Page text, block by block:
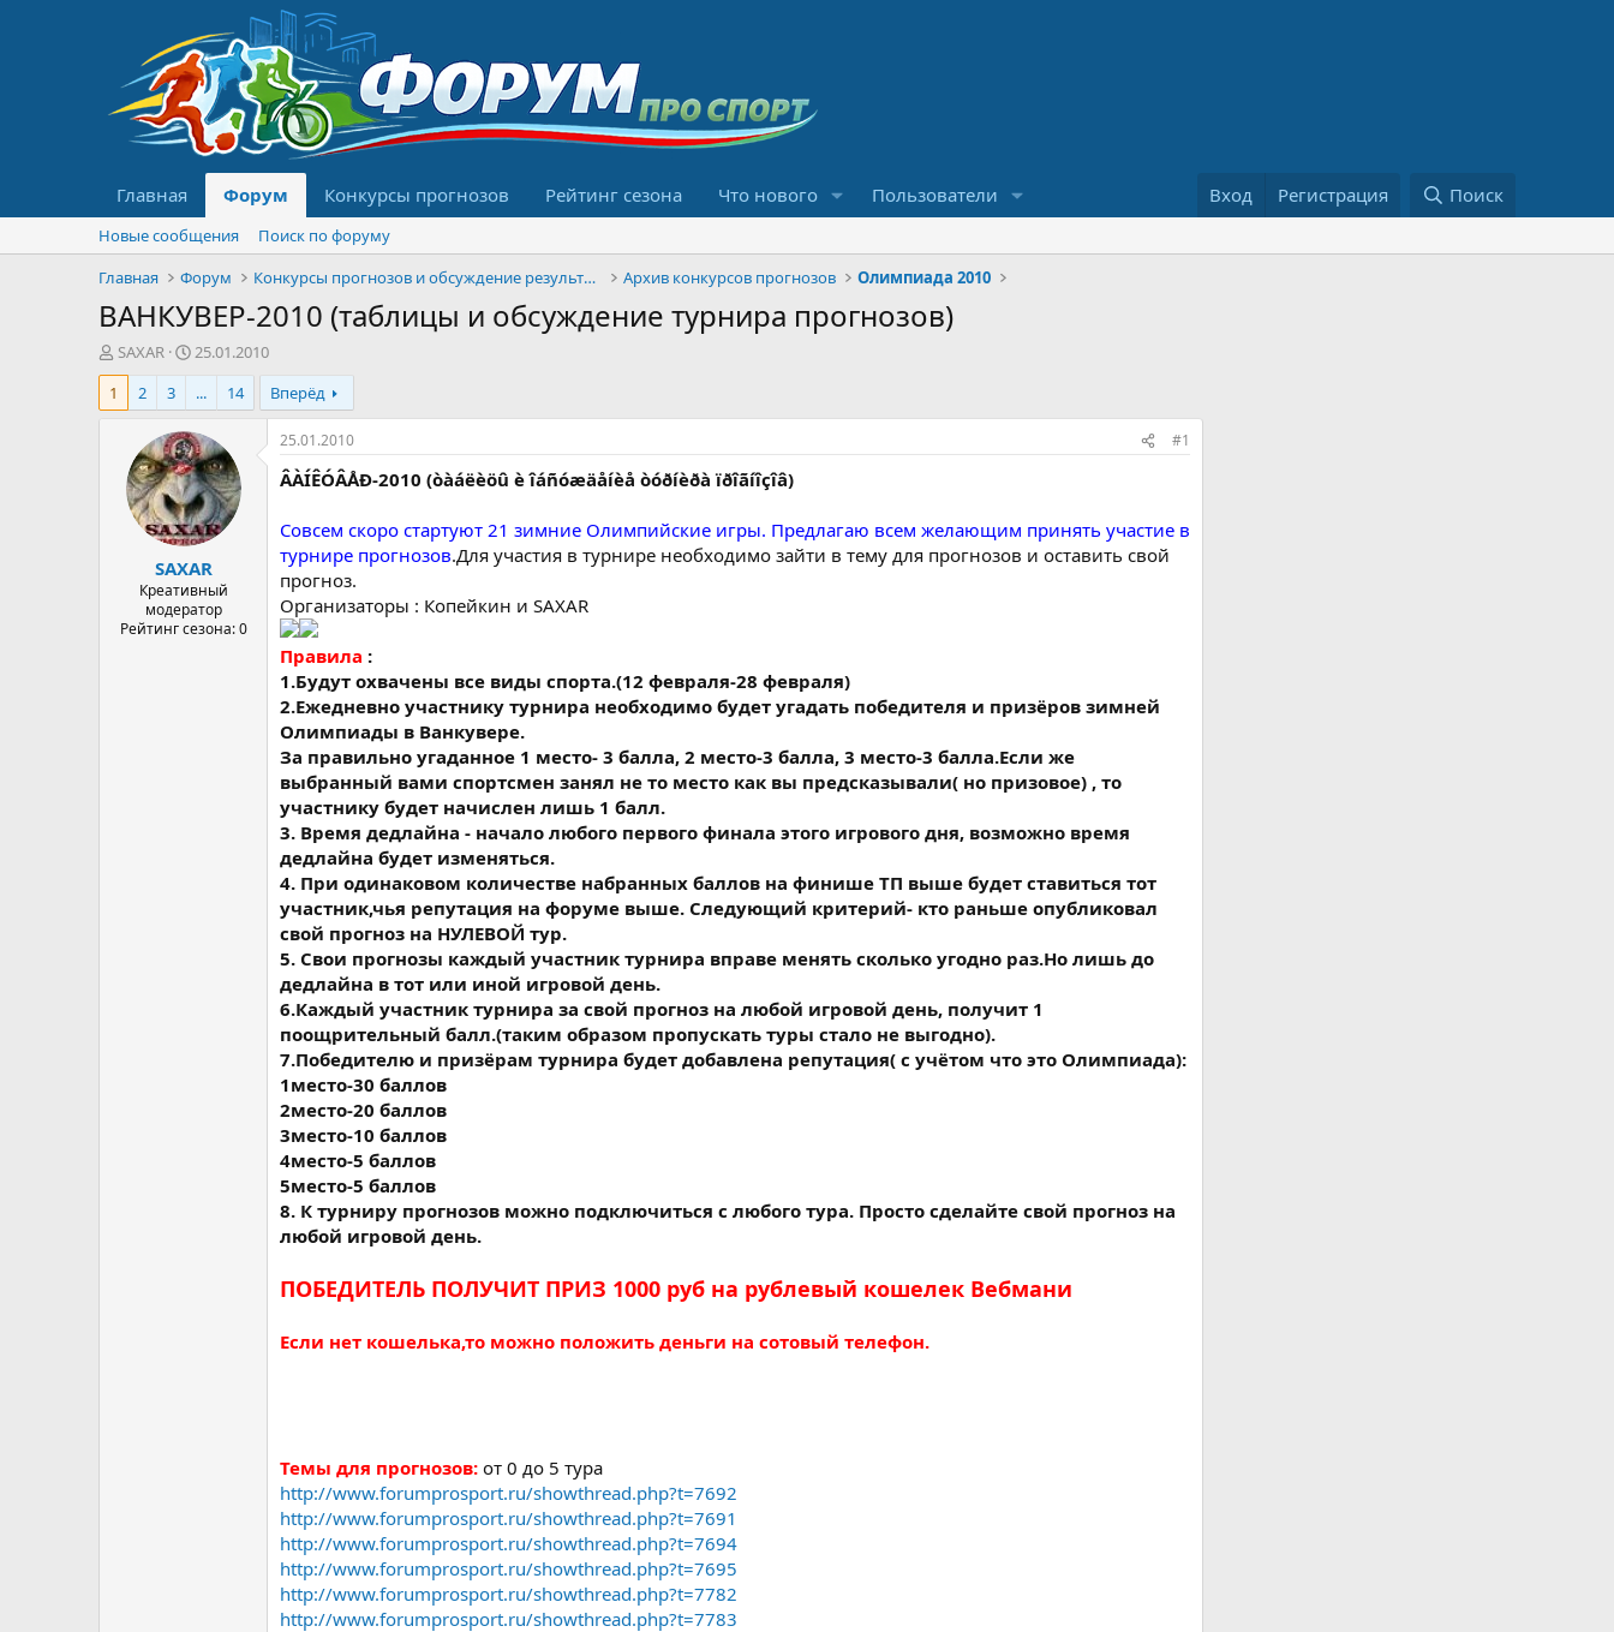
Главная Форум Конкурсы прогнозов Рейтинг сезона Что нового Пользователи Вход Регистрация Поиск
Новые сообщения
Поиск по форуму
Главная
Форум Конкурсы прогнозов и обсуждение результатов Архив конкурсов прогнозов Олимпиада 2010
ВАНКУВЕР-2010 (таблицы и обсуждение турнира прогнозов)
А
в
о
м
SAXAR
Д
а
т
а
н
а
ч
а
л
а
25.01.2010
1
2 3 ... 14 Вперёд
SAXAR
Креативный
модератор
Рейтинг сезона: 0
25.01.2010 #1
ÂÀÍÊÓÂÅÐ-2010 (òàáëèöû è îáñóæäåíèå òóðíèðà ïðîãíîçîâ)
Совсем скоро стартуют 21 зимние Олимпийские игры. Предлагаю всем желающим принять участие в
турнире прогнозов.Для участия в турнире необходимо зайти в тему для прогнозов и оставить свой
прогноз.
Организаторы : Копейкин и SAXAR
Правила :
1.Будут охвачены все виды спорта.(12 февраля-28 февраля)
2.Ежедневно участнику турнира необходимо будет угадать победителя и призёров зимней
Олимпиады в Ванкувере.
За правильно угаданное 1 место- 3 балла, 2 место-3 балла, 3 место-3 балла.Если же
выбранный вами спортсмен занял не то место как вы предсказывали( но призовое) , то
участнику будет начислен лишь 1 балл.
3. Время дедлайна - начало любого первого финала этого игрового дня, возможно время
дедлайна будет изменяться.
4. При одинаковом количестве набранных баллов на финише ТП выше будет ставиться тот
участник,чья репутация на форуме выше. Следующий критерий- кто раньше опубликовал
свой прогноз на НУЛЕВОЙ тур.
5. Свои прогнозы каждый участник турнира вправе менять сколько угодно раз.Но лишь до
дедлайна в тот или иной игровой день.
6.Каждый участник турнира за свой прогноз на любой игровой день, получит 1
поощрительный балл.(таким образом пропускать туры стало не выгодно).
7.Победителю и призёрам турнира будет добавлена репутация( с учётом что это Олимпиада):
1место-30 баллов
2место-20 баллов
3место-10 баллов
4место-5 баллов
5место-5 баллов
8. К турниру прогнозов можно подключиться с любого тура. Просто сделайте свой прогноз на
любой игровой день.
ПОБЕДИТЕЛЬ ПОЛУЧИТ ПРИЗ 1000 руб на рублевый кошелек Вебмани
Если нет кошелька,то можно положить деньги на сотовый телефон.
Темы для прогнозов: от 0 до 5 тура
http://www.forumprosport.ru/showthread.php?t=7692
http://www.forumprosport.ru/showthread.php?t=7691
http://www.forumprosport.ru/showthread.php?t=7694
http://www.forumprosport.ru/showthread.php?t=7695
http://www.forumprosport.ru/showthread.php?t=7782
http://www.forumprosport.ru/showthread.php?t=7783